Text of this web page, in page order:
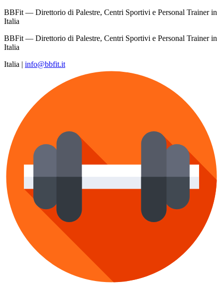
BBFit — Direttorio di Palestre, Centri Sportivi e Personal Trainer in
Italia
BBFit — Direttorio di Palestre, Centri Sportivi e Personal Trainer in
Italia
Italia | info@bbfit.it